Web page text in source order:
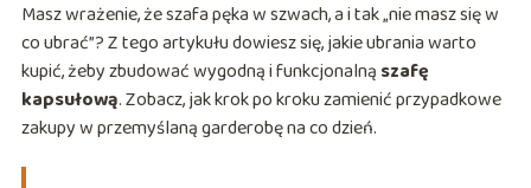
Masz wrażenie, że szafa pęka w szwach, a i tak „nie masz się w
co ubrać”? Z tego artykułu dowiesz się, jakie ubrania warto
kupić, żeby zbudować wygodną i funkcjonalną szafę
kapsułową. Zobacz, jak krok po kroku zamienić przypadkowe
zakupy w przemyślaną garderobę na co dzień.